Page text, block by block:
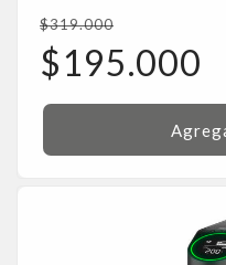
Precio
habitual
$319.000
Precio
de
oferta
$195.000